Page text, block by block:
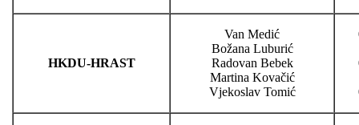
HKDU-HRAST
Van Medić
Božana Luburić
Radovan Bebek
Martina Kovačić
Vjekoslav Tomić